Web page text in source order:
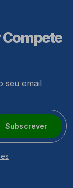
seu email
Subscrever